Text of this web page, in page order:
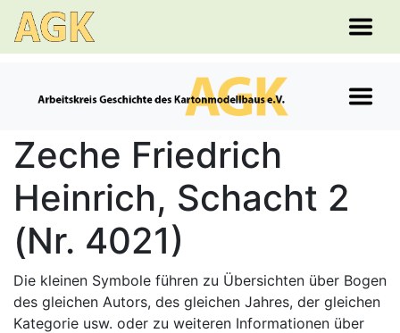
Zeche Friedrich
Heinrich, Schacht 2
(Nr. 4021)
Die kleinen Symbole führen zu Übersichten über Bogen
des gleichen Autors, des gleichen Jahres, der gleichen
Kategorie usw. oder zu weiteren Informationen über